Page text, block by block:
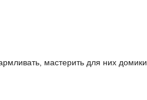
мастерить для них домики.